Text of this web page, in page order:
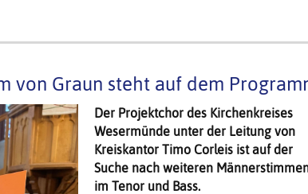
von Graun steht auf dem
Der Projektchor des Kirchenkreises
Wesermünde unter der Leitung von
Kreiskantor Timo Corleis ist auf der
Suche nach weiteren
im Tenor und Bass.